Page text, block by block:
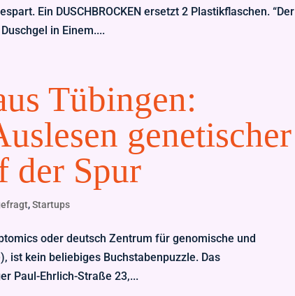
Ein DUSCHBROCKEN ersetzt 2 Plastikflaschen. “Der
in Einem....
Tübingen:
genetischer
der Spur
,Startups
oder deutsch Zentrum für genomische und
ist kein beliebiges Buchstabenpuzzle. Das
Paul-Ehrlich-Straße 23,...